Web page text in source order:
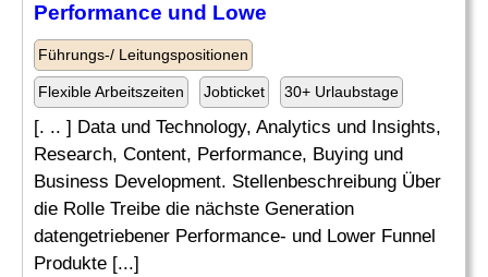
Performance und Lowe
Führungs-/ Leitungspositionen
Flexible Arbeitszeiten Jobticket 30+ Urlaubstage
[. .. ] Data und Technology, Analytics und Insights,
Research, Content, Performance, Buying und
Business Development. Stellenbeschreibung Über
die Rolle Treibe die nächste Generation
datengetriebener Performance- und Lower Funnel
Produkte [...]